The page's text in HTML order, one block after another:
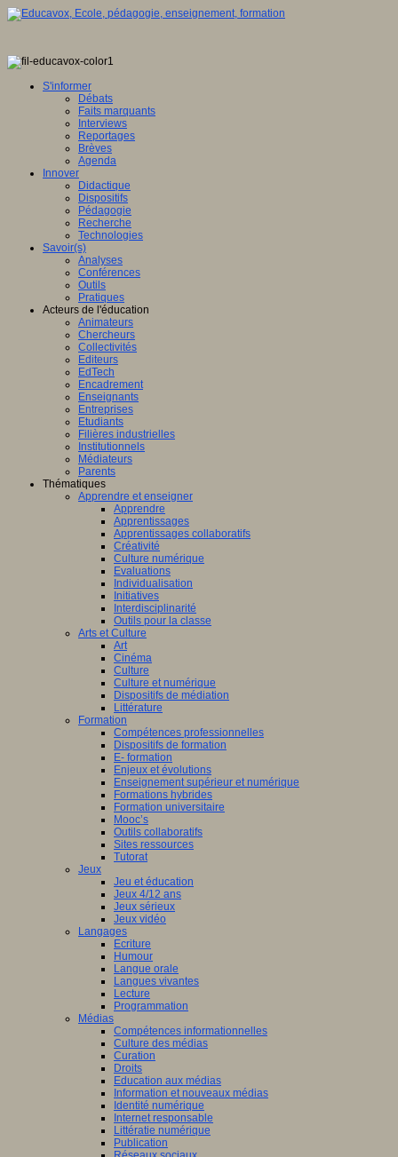
S'informer
Débats
Faits marquants
Interviews
Reportages
Brèves
Agenda
Innover
Didactique
Dispositifs
Pédagogie
Recherche
Technologies
Savoir(s)
Analyses
Conférences
Outils
Pratiques
Acteurs de l'éducation
Animateurs
Chercheurs
Collectivités
Editeurs
EdTech
Encadrement
Enseignants
Entreprises
Etudiants
Filières industrielles
Institutionnels
Médiateurs
Parents
Thématiques
Apprendre et enseigner
Apprendre
Apprentissages
Apprentissages collaboratifs
Créativité
Culture numérique
Evaluations
Individualisation
Initiatives
Interdisciplinarité
Outils pour la classe
Arts et Culture
Art
Cinéma
Culture
Culture et numérique
Dispositifs de médiation
Littérature
Formation
Compétences professionnelles
Dispositifs de formation
E- formation
Enjeux et évolutions
Enseignement supérieur et numérique
Formations hybrides
Formation universitaire
Mooc’s
Outils collaboratifs
Sites ressources
Tutorat
Jeux
Jeu et éducation
Jeux 4/12 ans
Jeux sérieux
Jeux vidéo
Langages
Ecriture
Humour
Langue orale
Langues vivantes
Lecture
Programmation
Médias
Compétences informationnelles
Culture des médias
Curation
Droits
Education aux médias
Information et nouveaux médias
Identité numérique
Internet responsable
Littératie numérique
Publication